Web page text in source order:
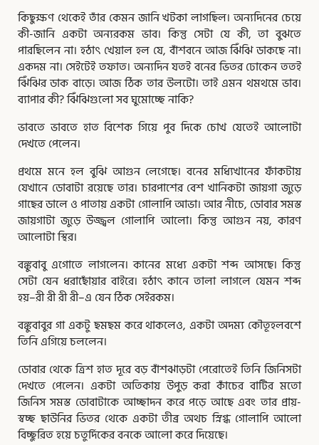
কিছুক্ষণ থেকেই তাঁর কেমন জানি খটকা লাগছিল। অন্যদিনের চেয়ে
কী-জানি একটা অন্যরকম ভাব। কিন্তু সেটা যে কী, তা বুঝতে
পারছিলেন না। হঠাৎ খেয়াল হল যে, বাঁশবনে আজ ঝিঁঝি ডাকছে না।
একদম না। সেইটেই তফাত। অন্যদিন যতই বনের ভিতর ঢোকেন ততই
ঝিঁঝির ডাক বাড়ে। আজ ঠিক তার উলটো। তাই এমন থমথমে ভাব।
ব্যাপার কী? ঝিঁঝিগুলো সব ঘুমোচ্ছে নাকি?
ভাবতে ভাবতে হাত বিশেক গিয়ে পুব দিকে চোখ যেতেই আলোটা
দেখতে পেলেন।
প্রথমে মনে হল বুঝি আগুন লেগেছে। বনের মধ্যিখানের ফাঁকটায়
যেখানে ডোবাটা রয়েছে তার। চারপাশের বেশ খানিকটা জায়গা জুড়ে
গাছের ডালে ও পাতায় একটা গোলাপি আভা। আর নীচে, ডোবার সমস্ত
জায়গাটা জুড়ে উজ্জ্বল গোলাপি আলো। কিন্তু আগুন নয়, কারণ
আলোটা স্থির।
বঙ্কুবাবু এগোতে লাগলেন। কানের মধ্যে একটা শব্দ আসছে। কিন্তু
সেটা যেন ধরাছোঁয়ার বাইরে। হঠাৎ কানে তালা লাগলে যেমন শব্দ
হয়–রী রী রী রী–এ যেন ঠিক সেইরকম।
বঙ্কুবাবুর গা একটু ছমছম করে থাকলেও, একটা অদম্য কৌতূহলবশে
তিনি এগিয়ে চললেন।
ডোবার থেকে ত্রিশ হাত দূরে বড় বাঁশঝাড়টা পেরোতেই তিনি জিনিসটা
দেখতে পেলেন। একটা অতিকায় উপুড় করা কাঁচের বাটির মতো
জিনিস সমস্ত ডোবাটাকে আচ্ছাদন করে পড়ে আছে এবং তার প্রায়-
স্বচ্ছ ছাউনির ভিতর থেকে একটা তীব্র অথচ স্নিগ্ধ গোলাপি আলো
বিচ্ছুরিত হয়ে চতুর্দিকের বনকে আলো করে দিয়েছে।